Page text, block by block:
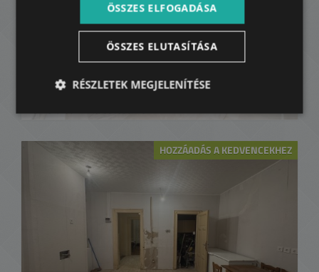
OPERÁVAL SZEMBEN
225.000.000 HUF
HOZZÁADÁS A KEDVENCEKHEZ
ÖSSZES ELFOGADÁSA
ÖSSZES ELUTASÍTÁSA
RÉSZLETEK MEGJELENÍTÉSE